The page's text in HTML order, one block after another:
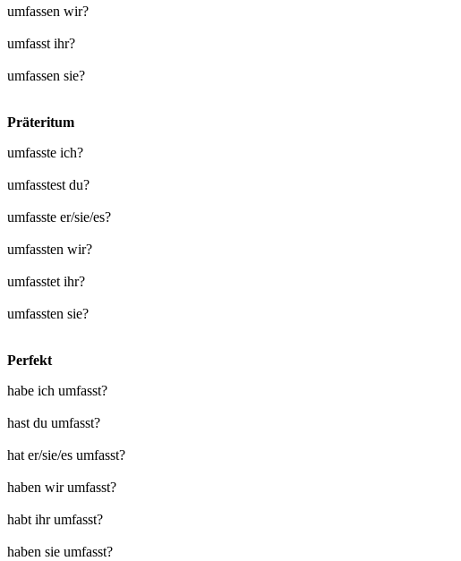
umfassen wir?
umfasst ihr?
umfassen sie?
Präteritum
umfasste ich?
umfasstest du?
umfasste er/sie/es?
umfassten wir?
umfasstet ihr?
umfassten sie?
Perfekt
habe ich umfasst?
hast du umfasst?
hat er/sie/es umfasst?
haben wir umfasst?
habt ihr umfasst?
haben sie umfasst?